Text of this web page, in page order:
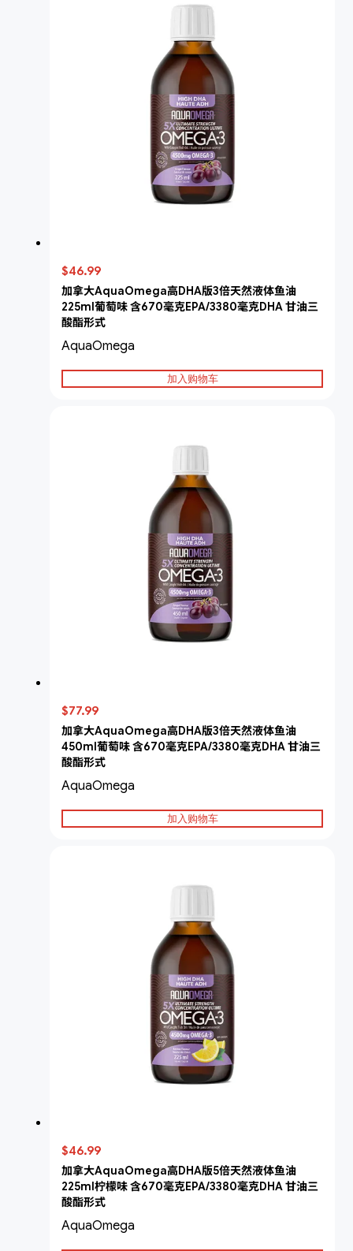
$46.99
加拿大AquaOmega高DHA版3倍天然液体鱼油
225ml葡萄味 含670毫克EPA/3380毫克DHA 甘油三
酸酯形式
AquaOmega
加入购物车
$77.99
加拿大AquaOmega高DHA版3倍天然液体鱼油
450ml葡萄味 含670毫克EPA/3380毫克DHA 甘油三
酸酯形式
AquaOmega
加入购物车
$46.99
加拿大AquaOmega高DHA版5倍天然液体鱼油
225ml柠檬味 含670毫克EPA/3380毫克DHA 甘油三
酸酯形式
AquaOmega